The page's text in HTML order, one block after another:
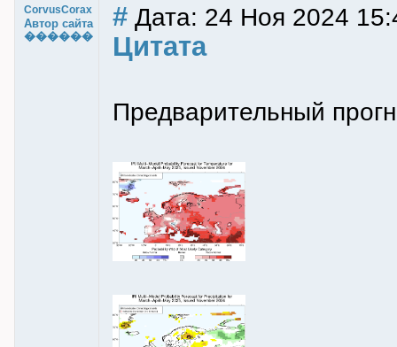
CorvusCorax
Автор сайта
������
# Дата: 24 Ноя 2024
Цитата
Предварительный